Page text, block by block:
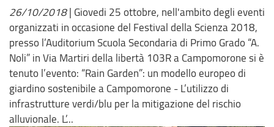
26/10/2018| Giovedi 25 ottobre, nell'ambito degli eventi
organizzati in occasione del Festival della Scienza 2018,
presso l’Auditorium Scuola Secondaria di Primo Grado “A.
Noli” in Via Martiri della libertà 103R a Campomorone si è
tenuto l’evento: “Rain Garden”: un modello europeo di
giardino sostenibile a Campomorone - L’utilizzo di
infrastrutture verdi/blu per la mitigazione del rischio
alluvionale. L’...